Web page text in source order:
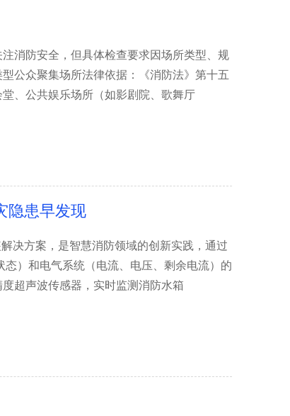
消防安全，但具体检查要求因场所类型、规
公众聚集场所法律依据：《消防法》第十五
、公共娱乐场所（如影剧院、歌舞厅
隐患早发现
决方案，是智慧消防领域的创新实践，通过
）和电气系统（电流、电压、剩余电流）的
超声波传感器，实时监测消防水箱